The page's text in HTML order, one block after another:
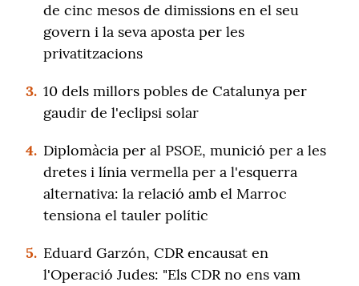
de cinc mesos de dimissions en el seu
govern i la seva aposta per les
privatitzacions
3. 10 dels millors pobles de Catalunya per
gaudir de l'eclipsi solar
4. Diplomàcia per al PSOE, munició per a les
dretes i línia vermella per a l'esquerra
alternativa: la relació amb el Marroc
tensiona el tauler polític
5. Eduard Garzón, CDR encausat en
l'Operació Judes: "Els CDR no ens vam